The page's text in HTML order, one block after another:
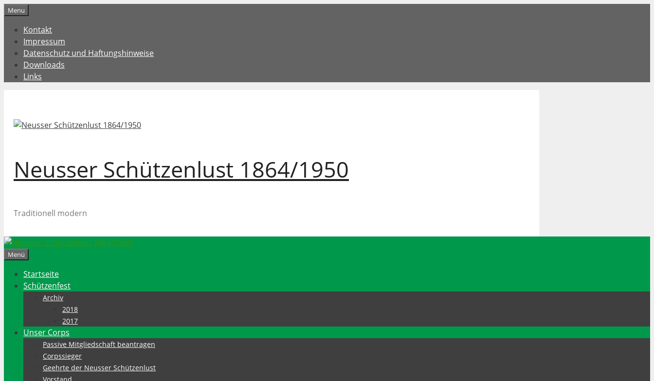
Zum
springen
Menu
Kontakt
Impressum
Datenschutz und Haftungshinweise
Downloads
Links
Neusser Schützenlust 1864/1950
Traditionell modern
Menü
Startseite
Schützenfest
Archiv
2018
2017
Unser Corps
Passive Mitgliedschaft beantragen
Corpssieger
Geehrte der Neusser Schützenlust